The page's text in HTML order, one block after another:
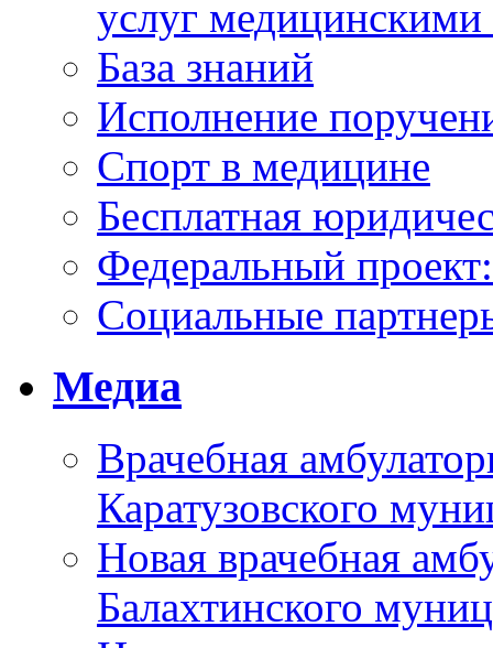
услуг
База знаний
Исполнение
Спорт в медицине
Бесплатная
Федеральный
Социальные
Медиа
Врачебная
Каратузовского
Новая врачебная
Балахтинского